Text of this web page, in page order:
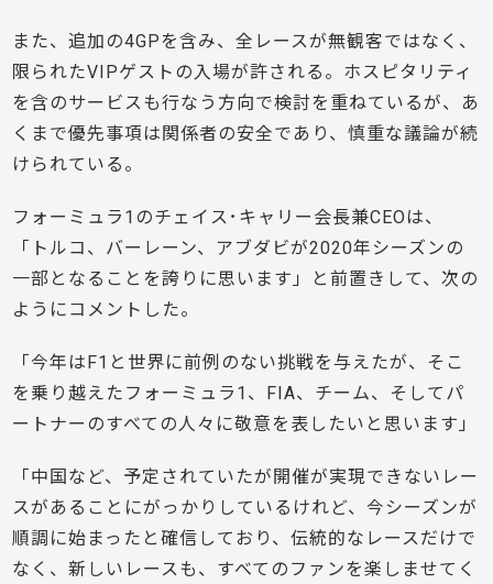
また、追加の4GPを含み、全レースが無観客ではなく、
限られたVIPゲストの入場が許される。ホスピタリティ
を含のサービスも行なう方向で検討を重ねているが、あ
くまで優先事項は関係者の安全であり、慎重な議論が続
けられている。
フォーミュラ1のチェイス･キャリー会長兼CEOは、
「トルコ、バーレーン、アブダビが2020年シーズンの
一部となることを誇りに思います」と前置きして、次の
ようにコメントした。
「今年はF1と世界に前例のない挑戦を与えたが、そこ
を乗り越えたフォーミュラ1、FIA、チーム、そしてパ
ートナーのすべての人々に敬意を表したいと思います」
「中国など、予定されていたが開催が実現できないレー
スがあることにがっかりしているけれど、今シーズンが
順調に始まったと確信しており、伝統的なレースだけで
なく、新しいレースも、すべてのファンを楽しませてく